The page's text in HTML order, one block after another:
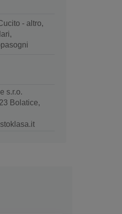
- altro,
s.r.o.
Bolatice,